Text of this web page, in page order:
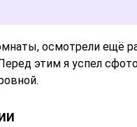
осмотрели ещё
этим я успел